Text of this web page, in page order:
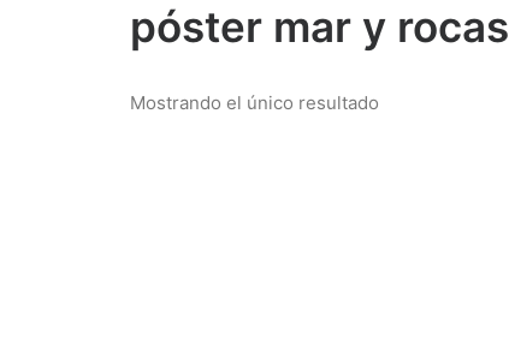
póster mar y rocas
Mostrando el único resultado